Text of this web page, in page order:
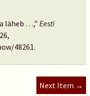
läheb …,” Eesti
48261.
Next Item →